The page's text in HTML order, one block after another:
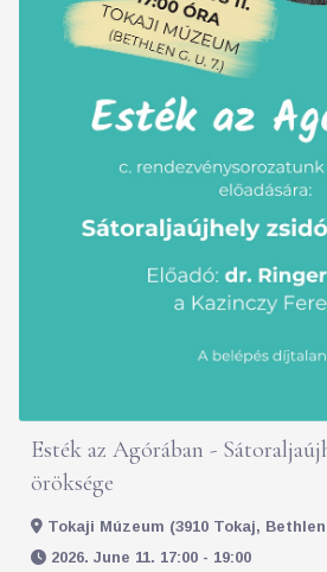
Esték az Agórában -
öröksége
Tokaji Múzeum (3910 Tokaj,
2026. June 11. 17:00 - 19:00